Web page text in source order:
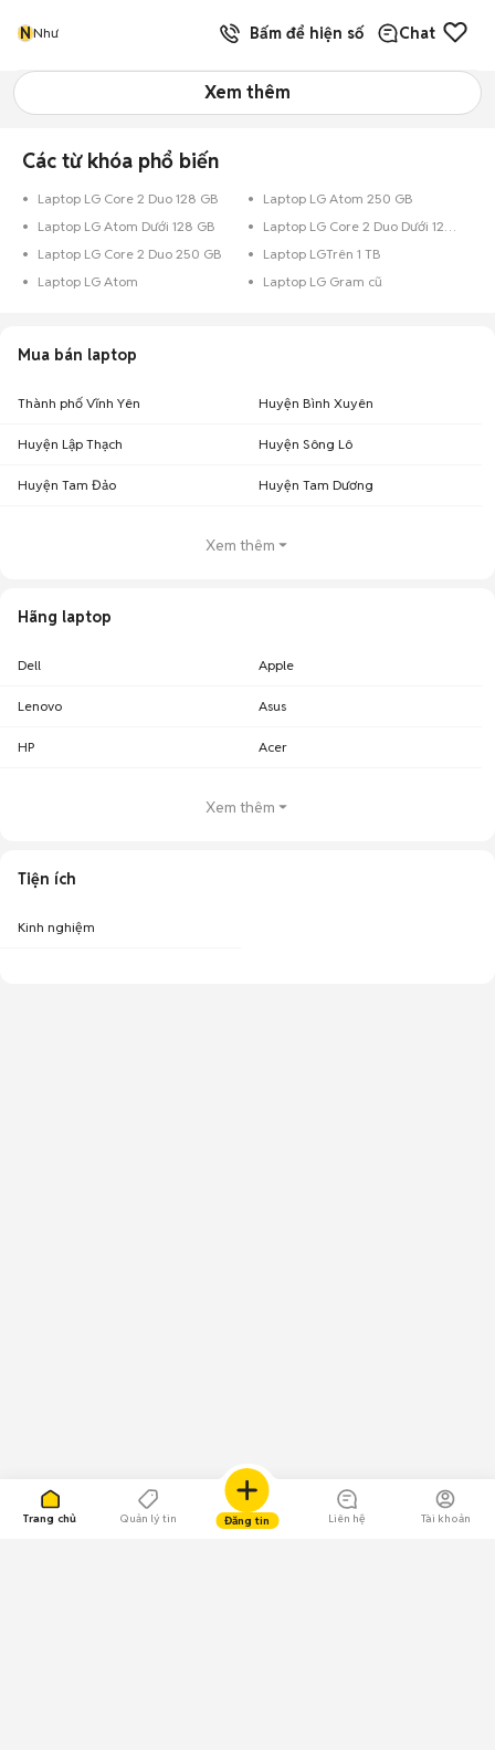
Trang chủ Quản lý tin Đăng tin Liên hệ Tài khoản
NNhư Bấm để hiện số Chat
Xem thêm
Các từ khóa phổ biến
Laptop LG Core 2 Duo 128 GB
Laptop LG Atom 250 GB
Laptop LG Atom Dưới 128 GB
Laptop LG Core 2 Duo Dưới 128 GB
Laptop LG Core 2 Duo 250 GB
Laptop LGTrên 1 TB
Laptop LG Atom
Laptop LG Gram cũ
Mua bán laptop
Thành phố Vĩnh Yên Huyện Bình Xuyên
Huyện Lập Thạch Huyện Sông Lô
Huyện Tam Đảo Huyện Tam Dương
Xem thêm
Hãng laptop
Dell Apple
Lenovo Asus
HP Acer
Xem thêm
Tiện ích
Kinh nghiệm